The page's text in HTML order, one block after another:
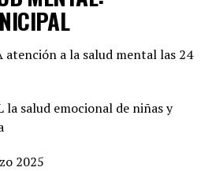
la cercanía con la
responsabilidad. Hoy estamos
las y los mejores”, enfatizó,
confiables, integrados
trayectoria probada, leales y
atención a la salud mental las 24
la salud emocional de niñas y
2025